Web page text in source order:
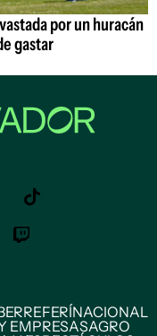
por un huracán
gastar
REFERÍNACIONAL
EMPRESASAGRO